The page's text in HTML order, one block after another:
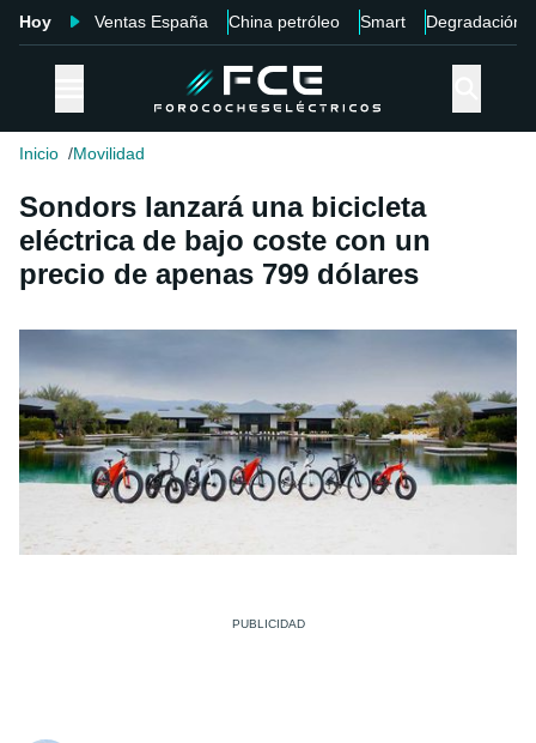
Hoy Ventas España China petróleo Smart Degradación
Inicio Movilidad
Sondors lanzará una bicicleta
eléctrica de bajo coste con un
precio de apenas 799 dólares